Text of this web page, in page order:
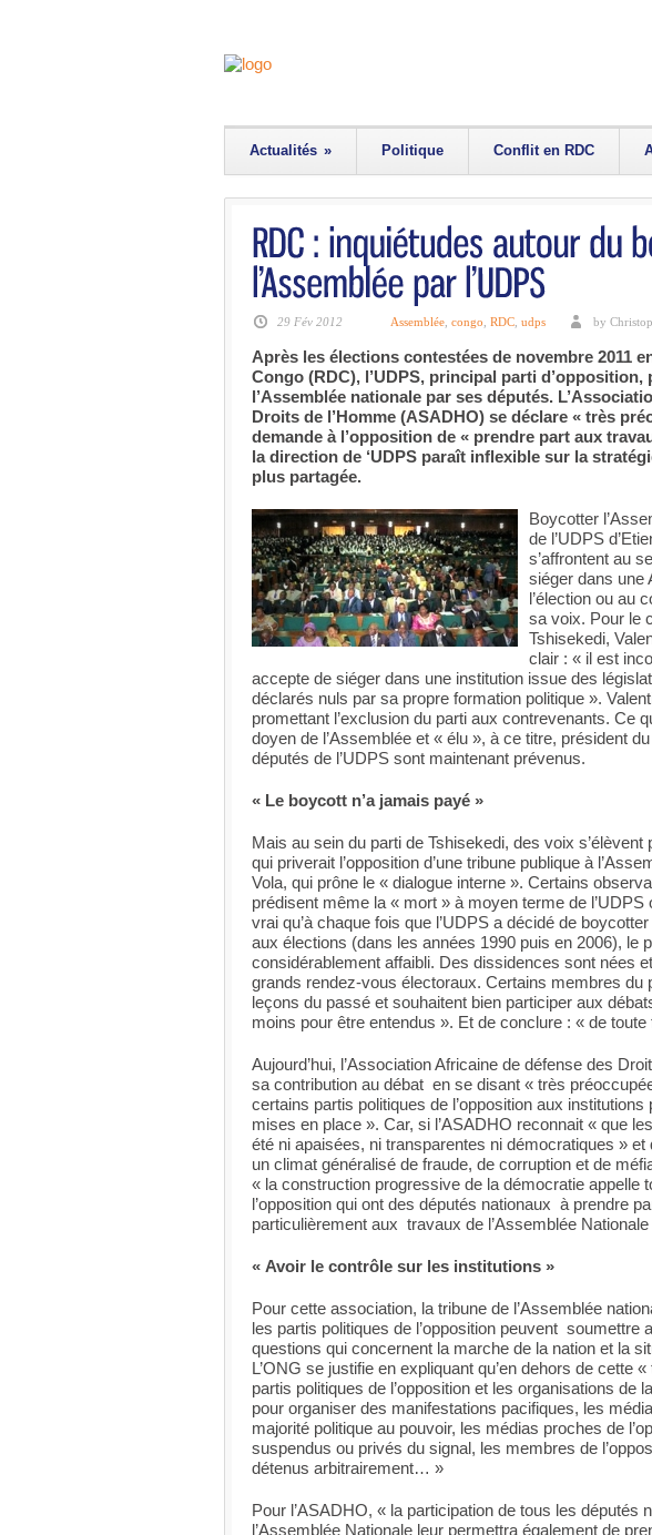
Actualités » Politique Conflit en RDC
29 Fév 2012 Assemblée congo RDC udps by
Après les élections contestées de novembre 2011
Congo (RDC), l’UDPS, principal parti
l’Assemblée nationale par ses députés.
Droits de l’Homme (ASADHO) se déclare « très
demande à l’opposition de « prendre part aux
la direction de ‘UDPS paraît inflexible sur la
plus partagée.
Boycotter
de l’UDPS
s’affrontent au
siéger dans une
l’élection ou au
sa voix. Pour le
Tshisekedi,
clair : « il est
accepte de siéger dans une institution issue des
déclarés nuls par sa propre formation politique ».
promettant l’exclusion du parti aux contrevenants. Ce
doyen de l’Assemblée et « élu », à ce titre, président
députés de l’UDPS sont maintenant prévenus.
« Le boycott n’a jamais payé »
Mais au sein du parti de Tshisekedi, des voix
qui priverait l’opposition d’une tribune publique à
Vola, qui prône le « dialogue interne ». Certains
prédisent même la « mort » à moyen terme de
vrai qu’à chaque fois que l’UDPS a décidé de
aux élections (dans les années 1990 puis en 2006), le
considérablement affaibli. Des dissidences sont nées
grands rendez-vous électoraux. Certains membres du
leçons du passé et souhaitent bien participer aux
moins pour être entendus ». Et de conclure : « de
Aujourd’hui, l’Association Africaine de défense des
sa contribution au débat en se disant « très
certains partis politiques de l’opposition aux institutions
mises en place ». Car, si l’ASADHO reconnait « que
été ni apaisées, ni transparentes ni démocratiques » et
un climat généralisé de fraude, de corruption et de
« la construction progressive de la démocratie appelle
l’opposition qui ont des députés nationaux à prendre
particulièrement aux travaux de l’Assemblée Nationale
« Avoir le contrôle sur les institutions »
Pour cette association, la tribune de l’Assemblée
les partis politiques de l’opposition peuvent
questions qui concernent la marche de la nation et la
L’ONG se justifie en expliquant qu’en dehors de cette
partis politiques de l’opposition et les organisations de
pour organiser des manifestations pacifiques, les
majorité politique au pouvoir, les médias proches de
suspendus ou privés du signal, les membres de
détenus arbitrairement… »
Pour l’ASADHO, « la participation de tous les députés
l’Assemblée Nationale leur permettra également de